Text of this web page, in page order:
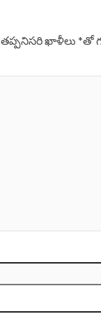
తప్పనిసరి ఖాళీలు *‌తో